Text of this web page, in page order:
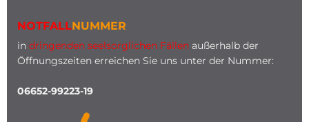
NOTFALLNUMMER
in dringenden seelsorglichen Fällen außerhalb der
Öffnungszeiten erreichen Sie uns unter der Nummer:
06652-99223-19